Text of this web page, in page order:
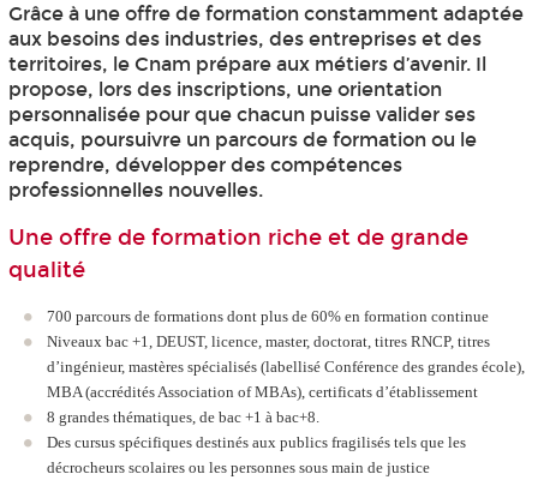
Grâce à une offre de formation constamment adaptée
aux besoins des industries, des entreprises et des
territoires, le Cnam prépare aux métiers d’avenir. Il
propose, lors des inscriptions, une orientation
personnalisée pour que chacun puisse valider ses
acquis, poursuivre un parcours de formation ou le
reprendre, développer des compétences
professionnelles nouvelles.
Une offre de formation riche et de grande
qualité
700 parcours de formations dont plus de 60% en formation continue
Niveaux bac +1, DEUST, licence, master, doctorat, titres RNCP, titres
d’ingénieur, mastères spécialisés (labellisé Conférence des grandes école),
MBA (accrédités Association of MBAs), certificats d’établissement
8 grandes thématiques, de bac +1 à bac+8.
Des cursus spécifiques destinés aux publics fragilisés tels que les
décrocheurs scolaires ou les personnes sous main de justice